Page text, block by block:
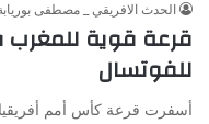
الحدث الافريقي _ مصطفى
قرعة قوية
للفوتسال